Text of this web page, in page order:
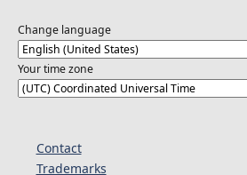
Change language
Your time zone
Contact
Trademarks